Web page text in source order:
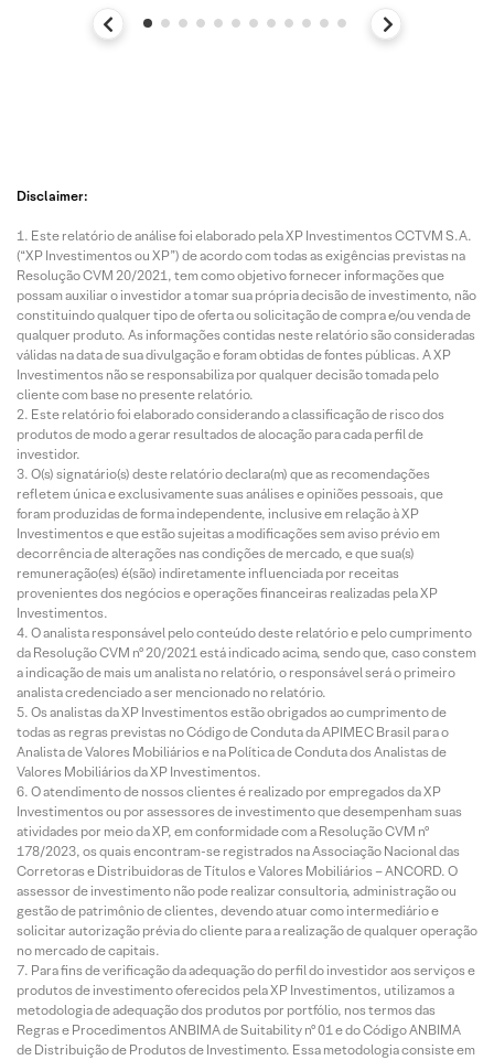
Disclaimer:
Este relatório de análise foi elaborado pela XP Investimentos CCTVM S.A.
(“XP Investimentos ou XP”) de acordo com todas as exigências previstas na
Resolução CVM 20/2021, tem como objetivo fornecer informações que
possam auxiliar o investidor a tomar sua própria decisão de investimento, não
constituindo qualquer tipo de oferta ou solicitação de compra e/ou venda de
qualquer produto. As informações contidas neste relatório são consideradas
válidas na data de sua divulgação e foram obtidas de fontes públicas. A XP
Investimentos não se responsabiliza por qualquer decisão tomada pelo
cliente com base no presente relatório.
Este relatório foi elaborado considerando a classificação de risco dos
produtos de modo a gerar resultados de alocação para cada perfil de
investidor.
O(s) signatário(s) deste relatório declara(m) que as recomendações
refletem única e exclusivamente suas análises e opiniões pessoais, que
foram produzidas de forma independente, inclusive em relação à XP
Investimentos e que estão sujeitas a modificações sem aviso prévio em
decorrência de alterações nas condições de mercado, e que sua(s)
remuneração(es) é(são) indiretamente influenciada por receitas
provenientes dos negócios e operações financeiras realizadas pela XP
Investimentos.
O analista responsável pelo conteúdo deste relatório e pelo cumprimento
da Resolução CVM nº 20/2021 está indicado acima, sendo que, caso constem
a indicação de mais um analista no relatório, o responsável será o primeiro
analista credenciado a ser mencionado no relatório.
Os analistas da XP Investimentos estão obrigados ao cumprimento de
todas as regras previstas no Código de Conduta da APIMEC Brasil para o
Analista de Valores Mobiliários e na Política de Conduta dos Analistas de
Valores Mobiliários da XP Investimentos.
O atendimento de nossos clientes é realizado por empregados da XP
Investimentos ou por assessores de investimento que desempenham suas
atividades por meio da XP, em conformidade com a Resolução CVM nº
178/2023, os quais encontram-se registrados na Associação Nacional das
Corretoras e Distribuidoras de Títulos e Valores Mobiliários – ANCORD. O
assessor de investimento não pode realizar consultoria, administração ou
gestão de patrimônio de clientes, devendo atuar como intermediário e
solicitar autorização prévia do cliente para a realização de qualquer operação
no mercado de capitais.
Para fins de verificação da adequação do perfil do investidor aos serviços e
produtos de investimento oferecidos pela XP Investimentos, utilizamos a
metodologia de adequação dos produtos por portfólio, nos termos das
Regras e Procedimentos ANBIMA de Suitability nº 01 e do Código ANBIMA
de Distribuição de Produtos de Investimento. Essa metodologia consiste em